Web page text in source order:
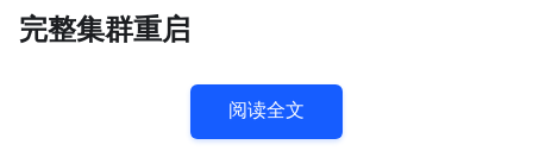
完整集群重启
阅读全文